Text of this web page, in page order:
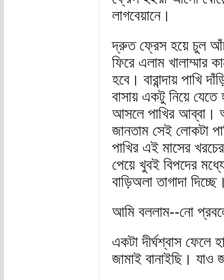
লাগবেয়ানে।
দ্রুত ফ্রেস হয়ে চুল
ফিরে এলাম খালাম্মার
হবে। বারান্দায় পাখি
বাসায় একটু নিয়ে যেতে
আসলে পাখির আব্বা।
জানতাম সেই লোকটা
পাখির এই মাসের
পেয়ে খুবই বিপদের
বাড়িঅলা তাগাদা
আমি বললাম--নো
একটা দীর্ঘশ্বাস ফেলে
জামাই বানাইছি।